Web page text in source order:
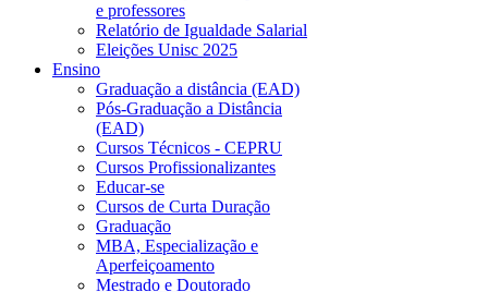
e professores
Relatório de Igualdade Salarial
Eleições Unisc 2025
Ensino
Graduação a distância (EAD)
Pós-Graduação a Distância
(EAD)
Cursos Técnicos - CEPRU
Cursos Profissionalizantes
Educar-se
Cursos de Curta Duração
Graduação
MBA, Especialização e
Aperfeiçoamento
Mestrado e Doutorado